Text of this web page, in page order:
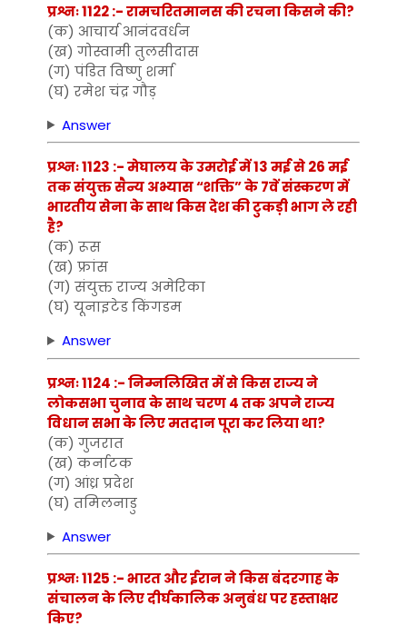
प्रश्नः 1122 :- रामचरितमानस की रचना किसने की?
(क) आचार्य आनंदवर्धन
(ख) गोस्वामी तुलसीदास
(ग) पंडित विष्णु शर्मा
(घ) रमेश चंद्र गौड़
Answer
प्रश्नः 1123 :- मेघालय के उमरोई में 13 मई से 26 मई
तक संयुक्त सैन्य अभ्यास “शक्ति” के 7वें संस्करण में
भारतीय सेना के साथ किस देश की टुकड़ी भाग ले रही
है?
(क) रूस
(ख) फ्रांस
(ग) संयुक्त राज्य अमेरिका
(घ) यूनाइटेड किंगडम
Answer
प्रश्नः 1124 :- निम्नलिखित में से किस राज्य ने
लोकसभा चुनाव के साथ चरण 4 तक अपने राज्य
विधान सभा के लिए मतदान पूरा कर लिया था?
(क) गुजरात
(ख) कर्नाटक
(ग) आंध्र प्रदेश
(घ) तमिलनाडु
Answer
प्रश्नः 1125 :- भारत और ईरान ने किस बंदरगाह के
संचालन के लिए दीर्घकालिक अनुबंध पर हस्ताक्षर
किए?